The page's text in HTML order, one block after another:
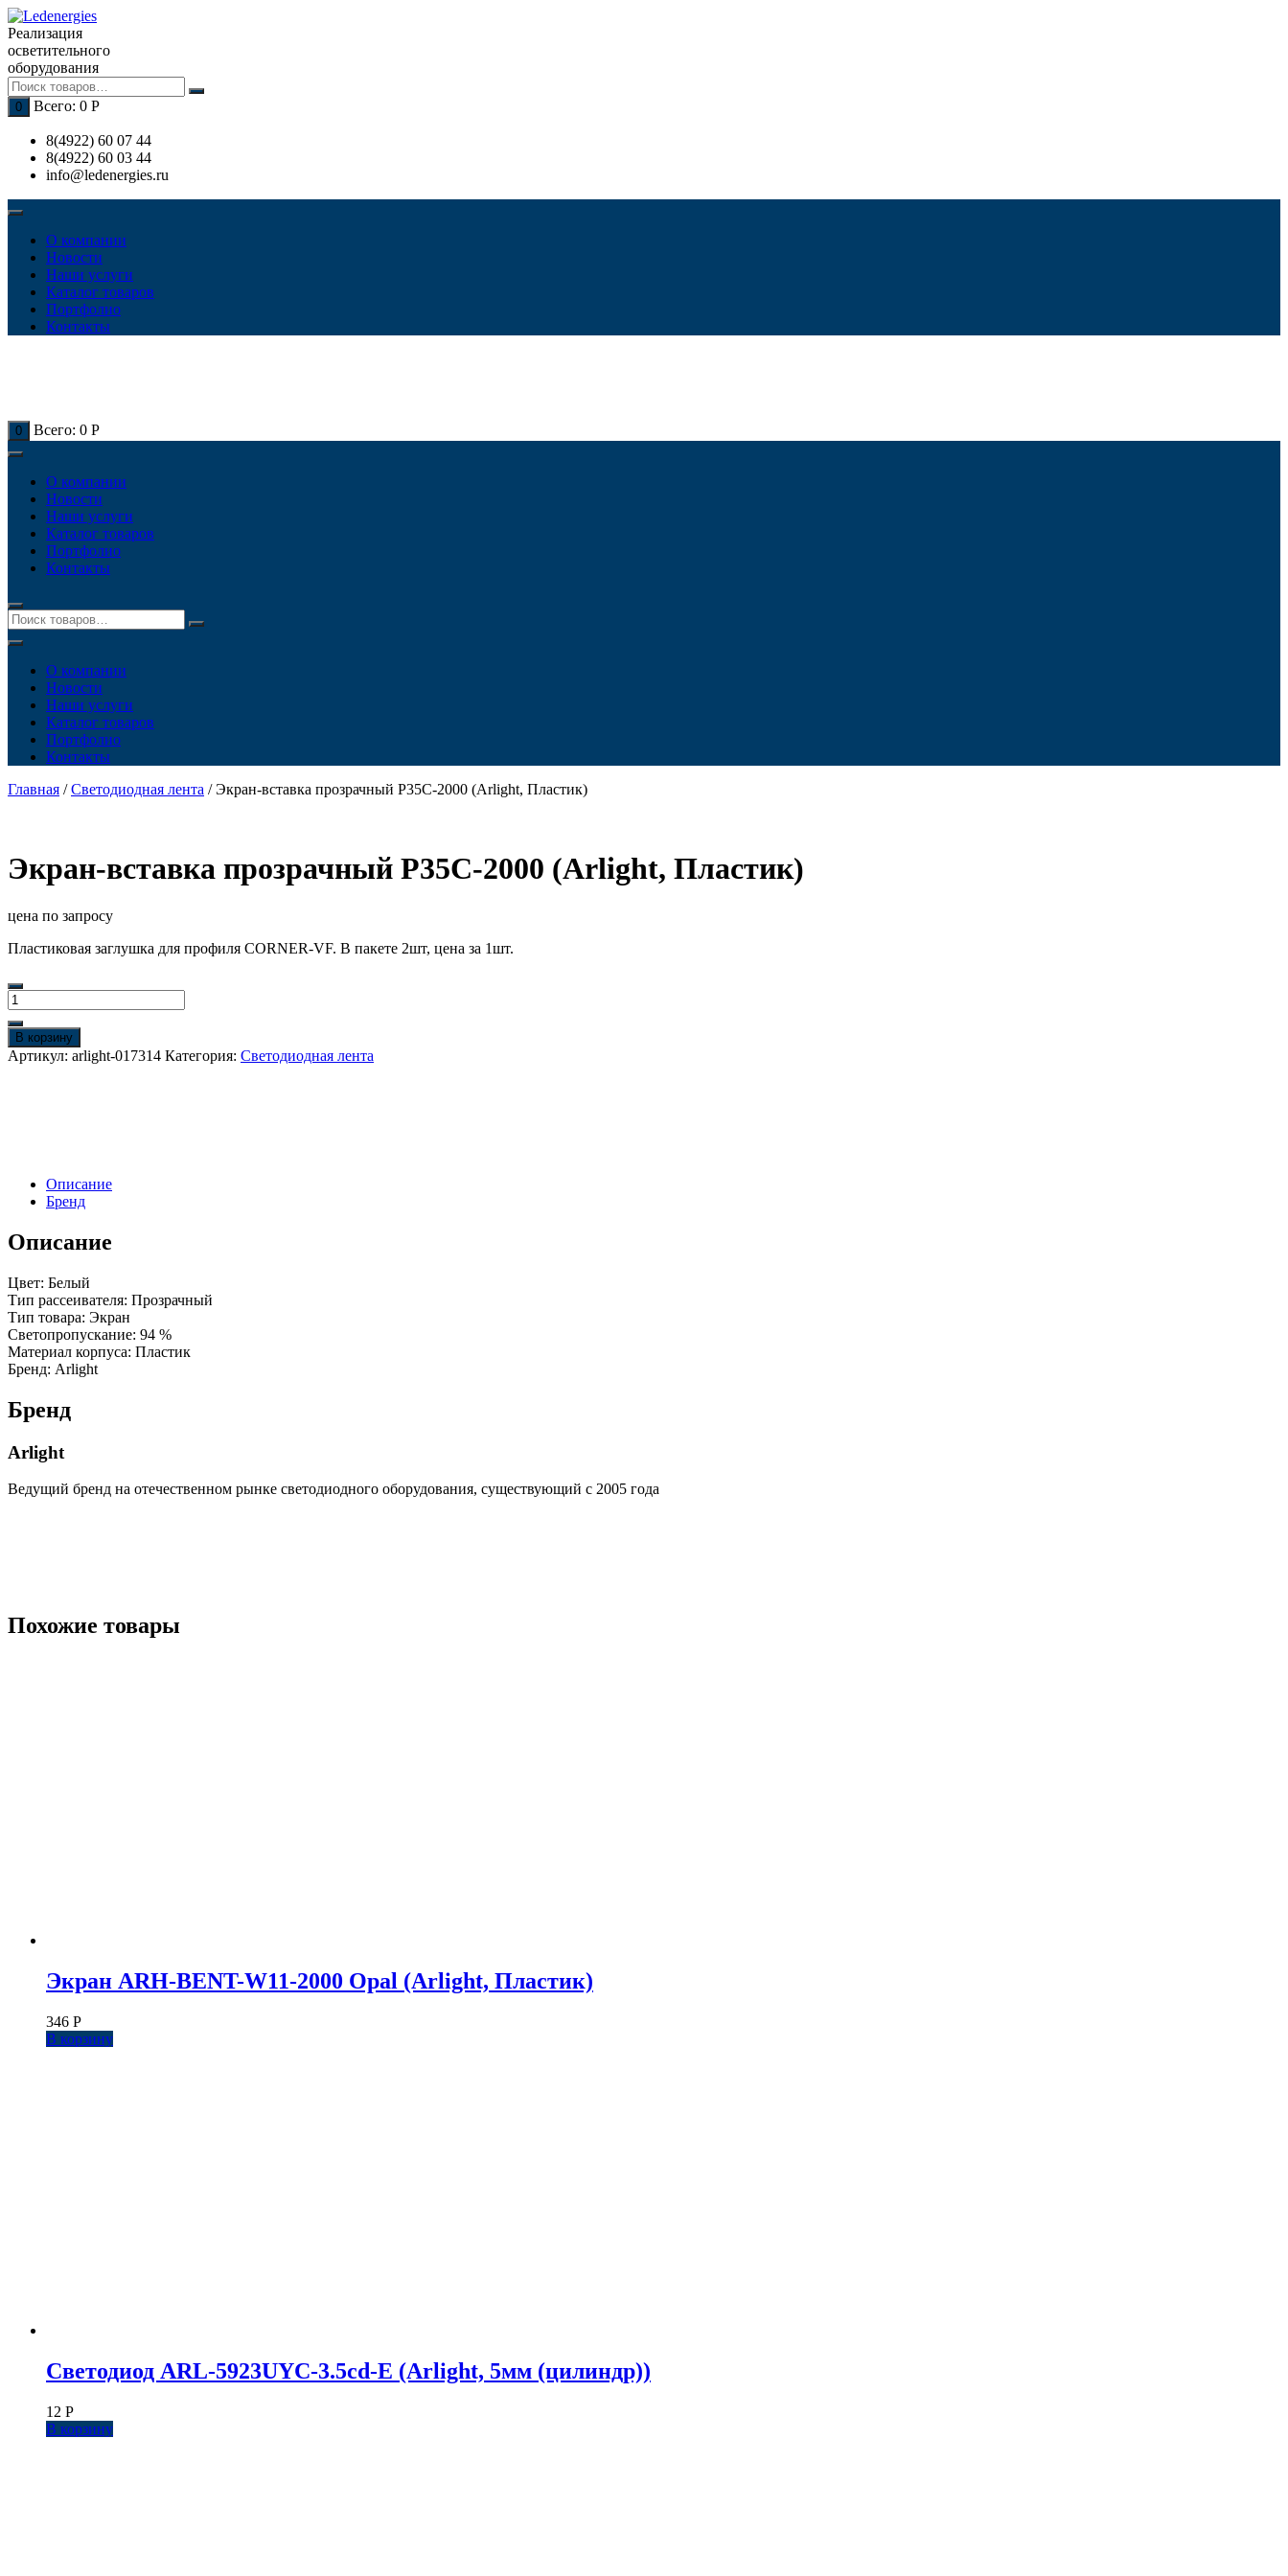
Перейти
к
содержимому
Реализация
осветительного
оборудования
0 Всего: 0 Р
8(4922) 60 07 44
8(4922) 60 03 44
info@ledenergies.ru
О компании
Новости
Наши услуги
Каталог товаров
Портфолио
Контакты
0 Всего: 0 Р
О компании
Новости
Наши услуги
Каталог товаров
Портфолио
Контакты
О компании
Новости
Наши услуги
Каталог товаров
Портфолио
Контакты
Главная /Светодиодная лента / Экран-вставка прозрачный P35C-2000 (Arlight, Пластик)
Экран-вставка прозрачный P35C-2000 (Arlight, Пластик)
цена по запросу
Пластиковая заглушка для профиля CORNER-VF. В пакете 2шт, цена за 1шт.
Количество
товара
Экран-
вставка
прозрачный
В корзину
Артикул: arlight-017314 Категория: Светодиодная лента
Описание
Бренд
Описание
Цвет: Белый
Тип рассеивателя: Прозрачный
Тип товара: Экран
Светопропускание: 94 %
Материал корпуса: Пластик
Бренд: Arlight
Бренд
Arlight
Ведущий бренд на отечественном рынке светодиодного оборудования, существующий с 2005 года
Похожие товары
Экран ARH-BENT-W11-2000 Opal (Arlight, Пластик)
346 Р
В корзину
Светодиод ARL-5923UYC-3.5cd-E (Arlight, 5мм (цилиндр))
12 Р
В корзину